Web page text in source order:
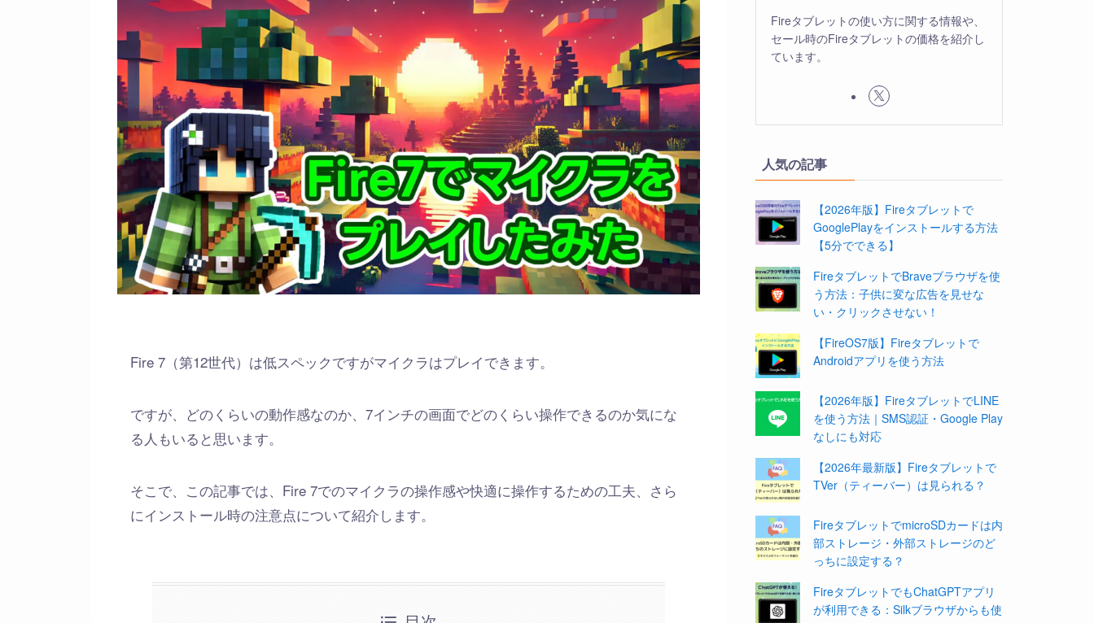
Fire 7（第12世代）は低スペックですがマイクラはプレイできます。
ですが、どのくらいの動作感なのか、7インチの画面でどのくらい操作できるのか気にな
る人もいると思います。
そこで、この記事では、Fire 7でのマイクラの操作感や快適に操作するための工夫、さら
にインストール時の注意点について紹介します。
Fireタブレットの使い方に関する情報や、
セール時のFireタブレットの価格を紹介し
ています。
人気の記事
【2026年版】Fireタブレットで
GooglePlayをインストールする方法
【5分でできる】
FireタブレットでBraveブラウザを使
う方法：子供に変な広告を見せな
い・クリックさせない！
【FireOS7版】Fireタブレットで
Androidアプリを使う方法
【2026年版】FireタブレットでLINE
を使う方法｜SMS認証・Google Play
なしにも対応
【2026年最新版】Fireタブレットで
TVer（ティーバー）は見られる？
FireタブレットでmicroSDカードは内
部ストレージ・外部ストレージのど
っちに設定する？
FireタブレットでもChatGPTアプリ
が利用できる：Silkブラウザからも使